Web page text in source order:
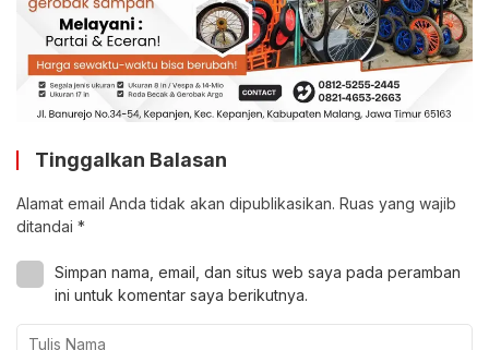
Tinggalkan Balasan
Alamat email Anda tidak akan dipublikasikan. Ruas yang wajib
ditandai *
Simpan nama, email, dan situs web saya pada peramban
ini untuk komentar saya berikutnya.